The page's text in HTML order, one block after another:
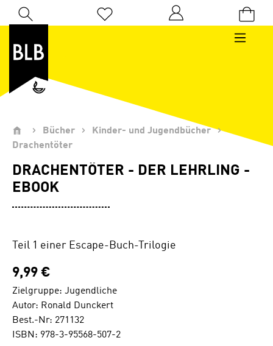
Zum Hauptinhalt springen
Du hast 0 Produkte auf dem Merkzettel
Bücher
Kinder- und Jugendbücher
Drachentöter
DRACHENTÖTER - DER LEHRLING -
EBOOK
Teil 1 einer Escape-Buch-Trilogie
9,99 €
Zielgruppe: Jugendliche
Autor: Ronald Dunckert
Best.-Nr: 271132
ISBN: 978-3-95568-507-2